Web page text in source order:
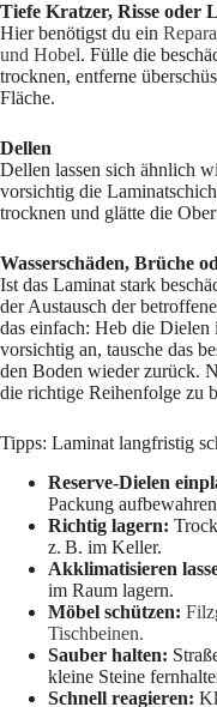
Tiefe Kratzer, Risse oder
Hier benötigst du ein
und Hobel. Fülle die
trocknen, entferne
Fläche.
Dellen
Dellen lassen sich ähnlich
vorsichtig die
trocknen und glätte die
Wasserschäden, Brüche
Ist das Laminat stark
der Austausch der
das einfach: Heb die
vorsichtig an, tausche das
den Boden wieder zurück.
die richtige Reihenfolge zu
Tipps: Laminat langfristig
Reserve-Dielen
Packung
Richtig lagern:
z. B. im Keller.
Akklimatisieren
im Raum lagern.
Möbel schützen:
Tischbeinen.
Sauber halten:
kleine Steine
Schnell reagieren: